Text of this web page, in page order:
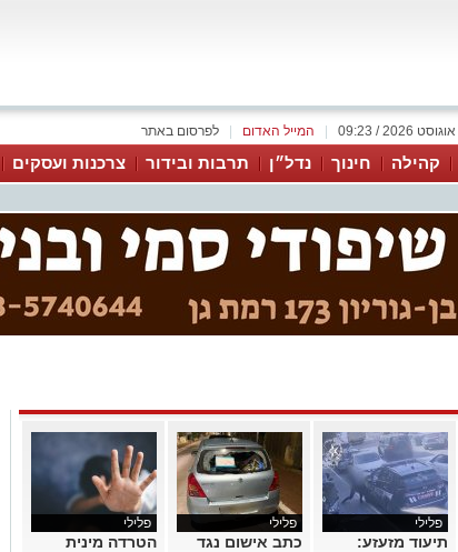
לפרסום באתר המייל האדום
קהילה חינוך נדל״ן תרבות ובידור צרכנות ועסקים
פלילי
תיעוד מזעזע:
פלילי
כתב אישום נגד
פלילי
הטרדה מינית